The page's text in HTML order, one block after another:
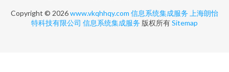
Copyright © 2026www.vkqhhqy.com 信息系统集成服务 上海朗怡
特科技有限公司 信息系统集成服务 版权所有Sitemap